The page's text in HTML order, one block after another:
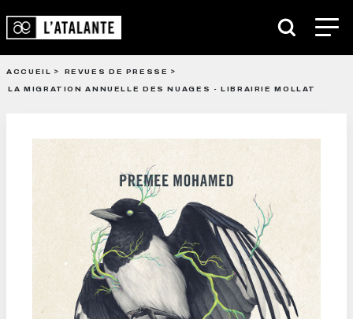
ACCUEIL
REVUES DE PRESSE
LA MIGRATION ANNUELLE DES NUAGES - LIBRAIRIE MOLLAT